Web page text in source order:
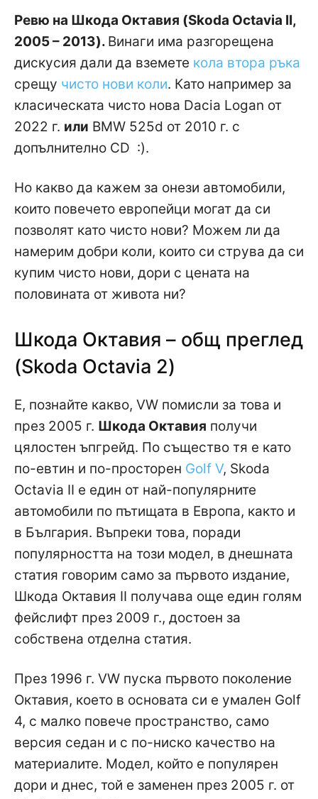
Ревю на Шкода Октавия (Skoda Octavia II,
2005 – 2013). Винаги има разгорещена
дискусия дали да вземете кола втора ръка
срещу чисто нови коли. Като например за
класическата чисто нова Dacia Logan от
2022 г. или BMW 525d от 2010 г. с
допълнително CD :).
Но какво да кажем за онези автомобили,
които повечето европейци могат да си
позволят като чисто нови? Можем ли да
намерим добри коли, които си струва да си
купим чисто нови, дори с цената на
половината от живота ни?
Шкода Октавия – общ преглед
(Skoda Octavia 2)
Е, познайте какво, VW помисли за това и
през 2005 г. Шкода Октавия получи
цялостен ъпгрейд. По същество тя е като
по-евтин и по-просторен Golf V, Skoda
Octavia II е един от най-популярните
автомобили по пътищата в Европа, както и
в България. Въпреки това, поради
популярността на този модел, в днешната
статия говорим само за първото издание,
Шкода Октавия II получава още един голям
фейслифт през 2009 г., достоен за
собствена отделна статия.
През 1996 г. VW пуска първото поколение
Октавия, което в основата си е умален Golf
4, с малко повече пространство, само
версия седан и с по-ниско качество на
материалите. Модел, който е популярен
дори и днес, той е заменен през 2005 г. от